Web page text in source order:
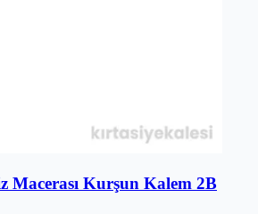
Macerası Kurşun Kalem 2B